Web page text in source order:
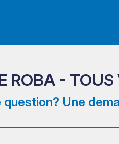
ROBA -
question? Une